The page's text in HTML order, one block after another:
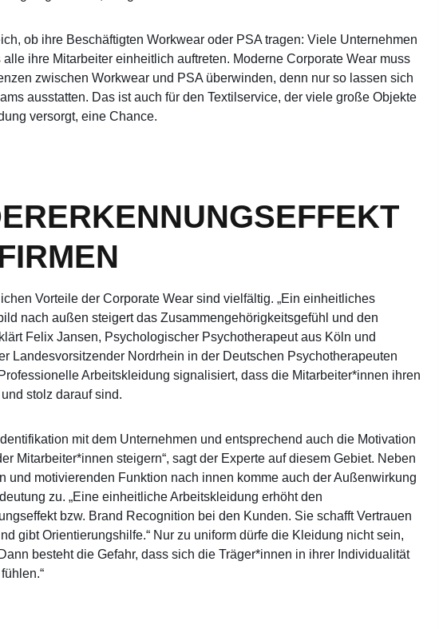
ob ihre Beschäftigten Workwear oder PSA tragen: Viele Unternehmen
alle ihre Mitarbeiter einheitlich auftreten. Moderne Corporate Wear muss
zwischen Workwear und PSA überwinden, denn nur so lassen sich
ausstatten. Das ist auch für den Textilservice, der viele große Objekte
versorgt, eine Chance.
Vorteile der Corporate Wear sind vielfältig. „Ein einheitliches
nach außen steigert das Zusammengehörigkeitsgefühl und den
Felix Jansen, Psychologischer Psychotherapeut aus Köln und
Landesvorsitzender Nordrhein in der Deutschen Psychotherapeuten
Arbeitskleidung signalisiert, dass die Mitarbeiter*innen ihren
stolz darauf sind.
mit dem Unternehmen und entsprechend auch die Motivation
Mitarbeiter*innen steigern“, sagt der Experte auf diesem Gebiet. Neben
und motivierenden Funktion nach innen komme auch der Außenwirkung
zu. „Eine einheitliche Arbeitskleidung erhöht den
bzw. Brand Recognition bei den Kunden. Sie schafft Vertrauen
gibt Orientierungshilfe.“ Nur zu uniform dürfe die Kleidung nicht sein,
besteht die Gefahr, dass sich die Träger*innen in ihrer Individualität